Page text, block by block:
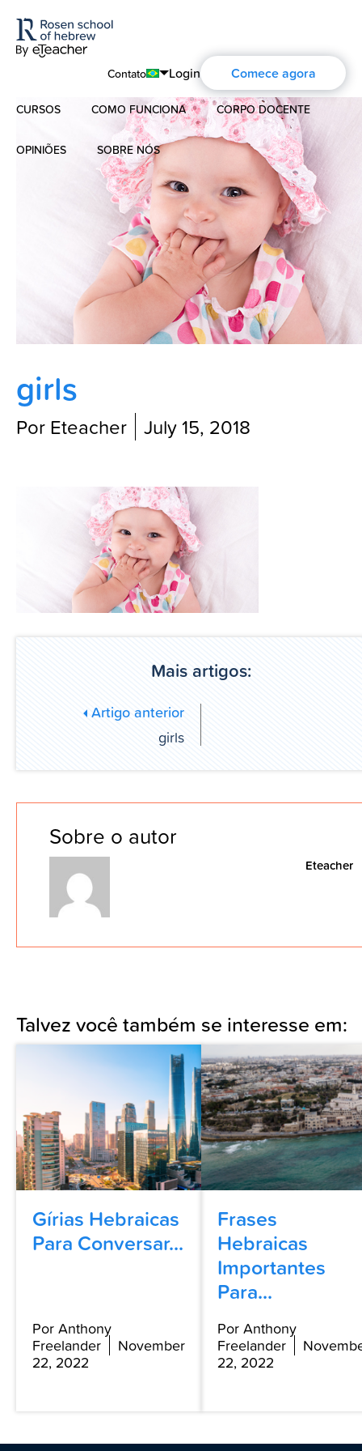
Contato
English
Português
Español
Deutsch
Русский
Login Comece agora
CURSOS
Hebraico Moderno
Hebraico para crianças
Hebraico Bíblico
COMO FUNCIONA CORPO DOCENTE
OPINIÕES SOBRE NÓS
Sobre nós
A história de Aharon Rosen
Certificação
Contato
girls
Por Eteacher July 15, 2018
Mais artigos:
Artigo anterior
girls
Sobre o autor
Eteacher
Talvez você também se interesse em:
Gírias Hebraicas
Para Conversar...
Por Anthony
Freelander
November
22, 2022
Frases
Hebraicas
Importantes
Para...
Por Anthony
Freelander
22, 2022